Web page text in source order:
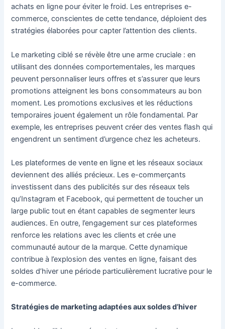
achats en ligne pour éviter le froid. Les entreprises e-
commerce, conscientes de cette tendance, déploient des
stratégies élaborées pour capter l’attention des clients.
Le marketing ciblé se révèle être une arme cruciale : en
utilisant des données comportementales, les marques
peuvent personnaliser leurs offres et s’assurer que leurs
promotions atteignent les bons consommateurs au bon
moment. Les promotions exclusives et les réductions
temporaires jouent également un rôle fondamental. Par
exemple, les entreprises peuvent créer des ventes flash qui
engendrent un sentiment d’urgence chez les acheteurs.
Les plateformes de vente en ligne et les réseaux sociaux
deviennent des alliés précieux. Les e-commerçants
investissent dans des publicités sur des réseaux tels
qu’Instagram et Facebook, qui permettent de toucher un
large public tout en étant capables de segmenter leurs
audiences. En outre, l’engagement sur ces plateformes
renforce les relations avec les clients et crée une
communauté autour de la marque. Cette dynamique
contribue à l’explosion des ventes en ligne, faisant des
soldes d’hiver une période particulièrement lucrative pour le
e-commerce.
Stratégies de marketing adaptées aux soldes d’hiver